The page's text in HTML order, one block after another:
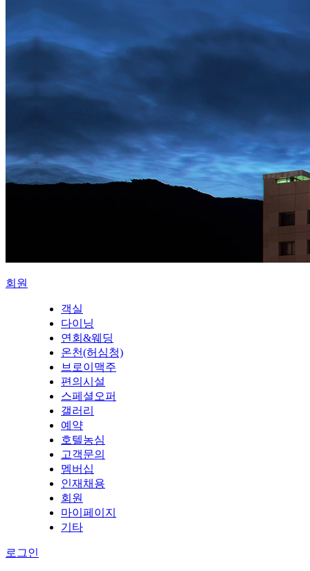
회원
객실
다이닝
연회&웨딩
온천(허심청)
브로이맥주
편의시설
스페셜오퍼
갤러리
예약
호텔농심
고객문의
멤버십
인재채용
회원
마이페이지
기타
로그인